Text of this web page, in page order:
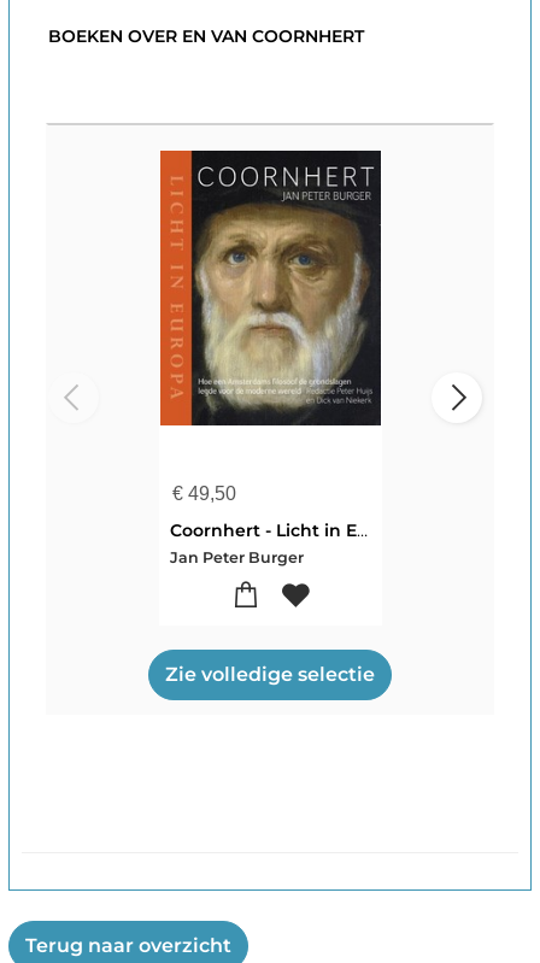
BOEKEN OVER EN VAN COORNHERT
€49,50
Coornhert - Licht in Europa
Jan Peter Burger
Zie volledige selectie
Terug naar overzicht